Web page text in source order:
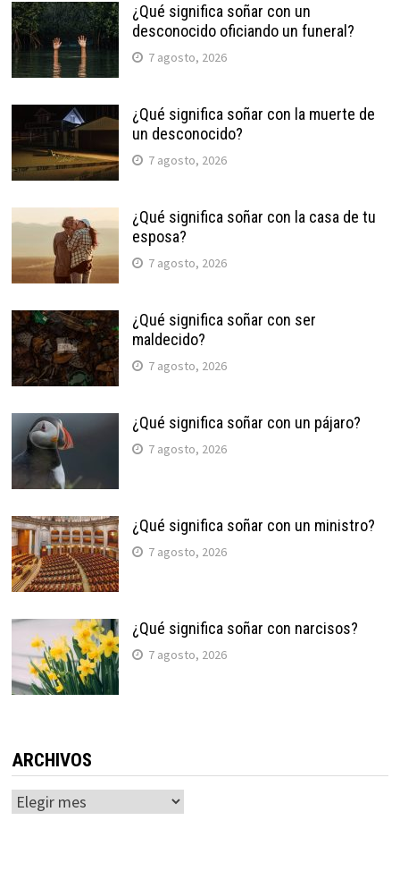
¿Qué significa soñar con un
desconocido oficiando un funeral?
7 agosto, 2026
¿Qué significa soñar con la muerte de
un desconocido?
7 agosto, 2026
¿Qué significa soñar con la casa de tu
esposa?
7 agosto, 2026
¿Qué significa soñar con ser
maldecido?
7 agosto, 2026
¿Qué significa soñar con un pájaro?
7 agosto, 2026
¿Qué significa soñar con un ministro?
7 agosto, 2026
¿Qué significa soñar con narcisos?
7 agosto, 2026
ARCHIVOS
Archivos